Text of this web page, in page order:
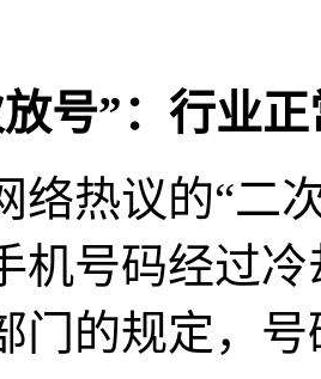
号”：行业
热议的“二次
机号码经过
门的规定，